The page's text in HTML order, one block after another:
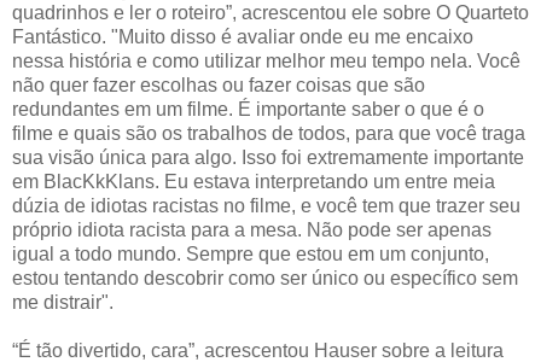
quadrinhos e ler o roteiro”, acrescentou ele sobre O Quarteto
Fantástico. "Muito disso é avaliar onde eu me encaixo
nessa história e como utilizar melhor meu tempo nela. Você
não quer fazer escolhas ou fazer coisas que são
redundantes em um filme. É importante saber o que é o
filme e quais são os trabalhos de todos, para que você traga
sua visão única para algo. Isso foi extremamente importante
em BlacKkKlans. Eu estava interpretando um entre meia
dúzia de idiotas racistas no filme, e você tem que trazer seu
próprio idiota racista para a mesa. Não pode ser apenas
igual a todo mundo. Sempre que estou em um conjunto,
estou tentando descobrir como ser único ou específico sem
me distrair".
“É tão divertido, cara”, acrescentou Hauser sobre a leitura